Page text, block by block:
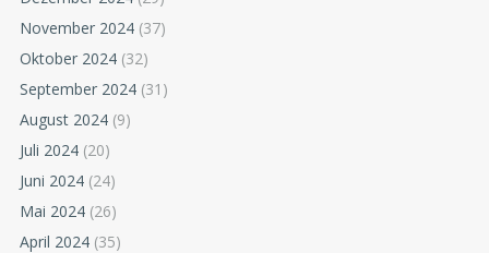
November 2024 (37)
Oktober 2024 (32)
September 2024 (31)
August 2024 (9)
Juli 2024 (20)
Juni 2024 (24)
Mai 2024 (26)
April 2024 (35)